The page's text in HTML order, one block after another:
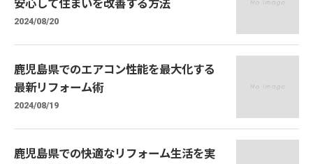
安心して住まいを改善する方法
2024/08/20
鹿児島県でのエアコン性能を最大化する
最新リフォーム術
2024/08/19
鹿児島県での快適なリフォーム生活を実